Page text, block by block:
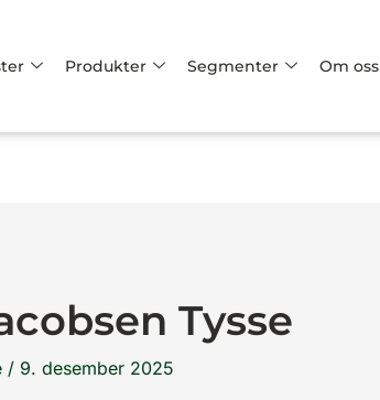
Produkter Segmenter Om oss
Tysse
/ 9. desember 2025